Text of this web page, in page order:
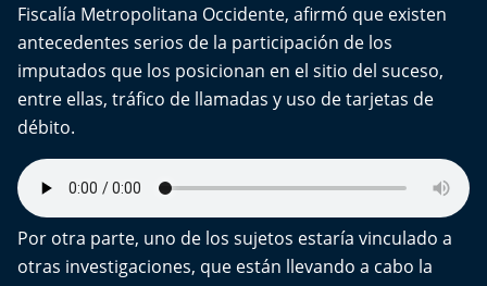
Fiscalía Metropolitana Occidente, afirmó que existen
antecedentes serios de la participación de los
imputados que los posicionan en el sitio del suceso,
entre ellas, tráfico de llamadas y uso de tarjetas de
débito.
Por otra parte, uno de los sujetos estaría vinculado a
otras investigaciones, que están llevando a cabo la